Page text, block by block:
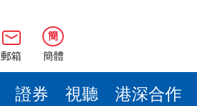
郵箱
簡
簡體
證券 視聽 港深合作